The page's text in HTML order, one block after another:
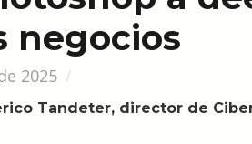
negocios
2025
Tandeter, director de